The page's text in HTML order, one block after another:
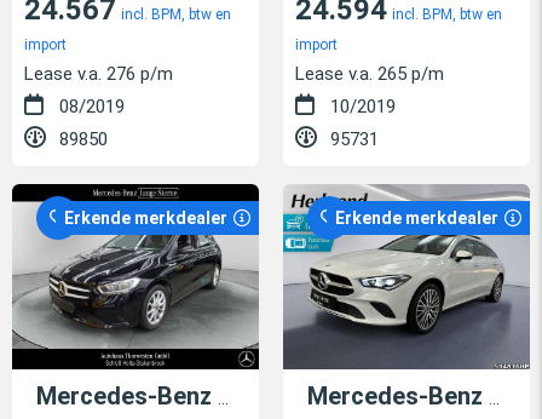
24.567 incl. BPM, btw en
import
Lease v.a. 276 p/m
08/2019
89850
24.594 incl. BPM, btw en
import
Lease v.a. 265 p/m
10/2019
95731
Erkende merkdealer Erkende merkdealer